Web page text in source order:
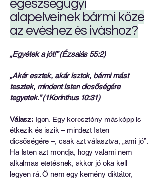
egészségügyi
alapelveinek bármi köze
az evéshez és iváshoz?
„Egyétek a jót!” (Ézsaiás 55:2)
„Akár esztek, akár isztok, bármi mást
tesztek, mindent Isten dicsőségére
tegyetek.” (1Korinthus 10:31)
Válasz:Igen. Egy keresztény másképp is
étkezik és iszik – mindezt Isten
dicsőségére –, csak azt választva, „ami jó”.
Ha Isten azt mondja, hogy valami nem
alkalmas etetésnek, akkor jó oka kell
legyen rá. Ő nem egy kemény diktátor,